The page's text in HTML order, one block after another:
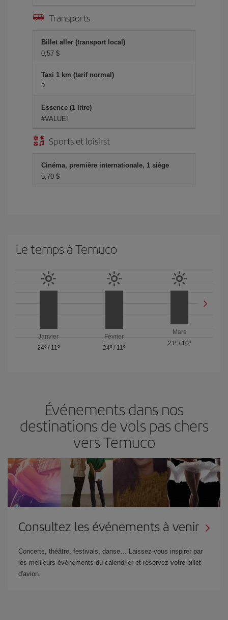
Transports
Billet aller (transport local)
0,57 $
Taxi 1 km (tarif normal)
?
Essence (1 litre)
#VALUE!
Sports et loisirst
Cinéma, première internationale, 1 siège
5,70 $
Le temps à Temuco
Janvier
24º / 11º
Février
24º / 11º
Mars
21º / 10º
Événements dans nos
destinations de vols pas chers
vers Temuco
Consultez les événements à venir
Concerts, théâtre, festivals, danse… Laissez-vous inspirer par
les meilleurs événements du calendrier et réservez votre billet
d'avion.